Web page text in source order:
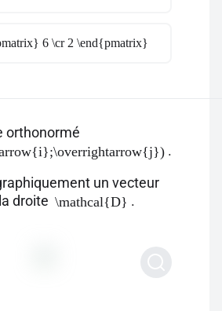
6 \cr 2 \end{pmatrix}
orthonormé
.
un vecteur
droite \mathcal{D} .